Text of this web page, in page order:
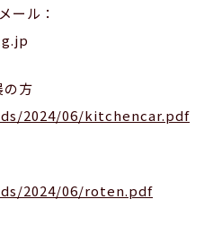
ール：
方
2024/06/kitchencar.pdf
2024/06/roten.pdf